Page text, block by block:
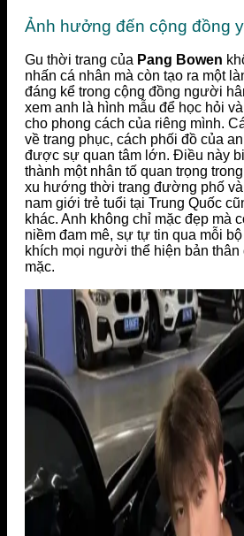
Ảnh hưởng đến cộng đồng
Gu thời trang của Pang Bowen
nhấn cá nhân mà còn tạo ra một
đáng kể trong cộng đồng người
xem anh là hình mẫu để học hỏi
cho phong cách của riêng mình.
về trang phục, cách phối đồ của
được sự quan tâm lớn. Điều này
thành một nhân tố quan trọng
xu hướng thời trang đường phố
nam giới trẻ tuổi tại Trung Quốc
khác. Anh không chỉ mặc đẹp mà
niềm đam mê, sự tự tin qua mỗi
khích mọi người thể hiện bản thân
mặc.